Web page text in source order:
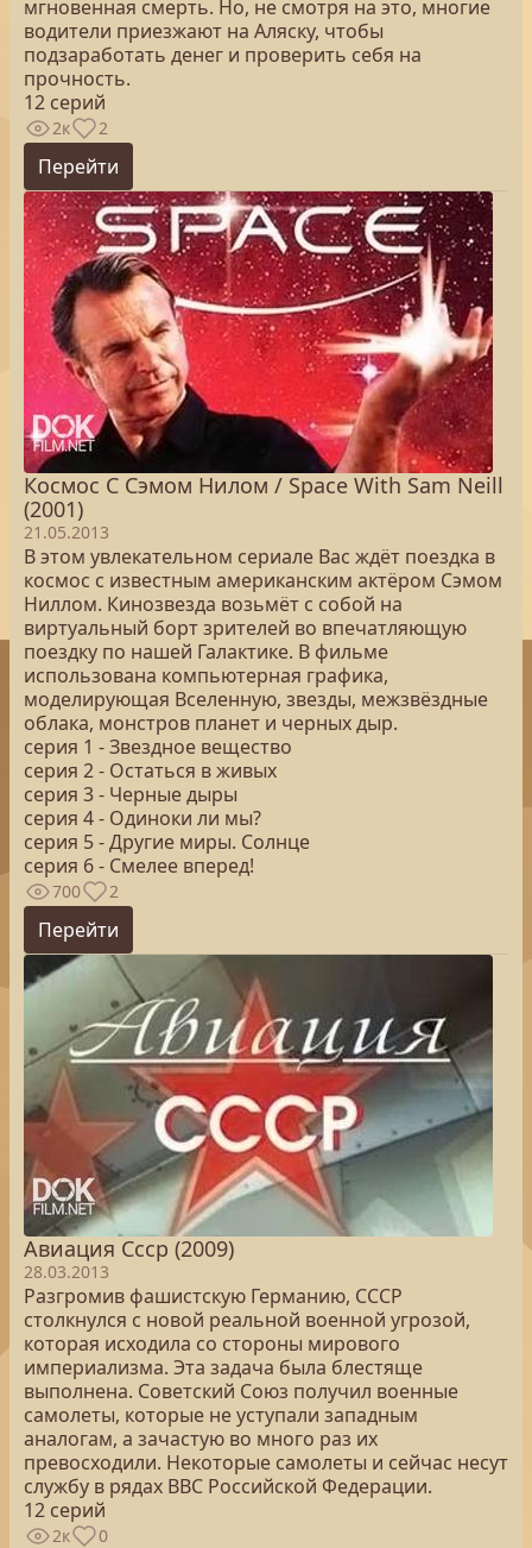
мгновенная смерть. Но, не смотря на это, многие
водители приезжают на Аляску, чтобы
подзаработать денег и проверить себя на
прочность.
12 серий
2к 2
Перейти
Космос С Сэмом Нилом / Space With Sam Neill
(2001)
21.05.2013
В этом увлекательном сериале Вас ждёт поездка в
космос с известным американским актёром Сэмом
Ниллом. Кинозвезда возьмёт с собой на
виртуальный борт зрителей во впечатляющую
поездку по нашей Галактике. В фильме
использована компьютерная графика,
моделирующая Вселенную, звезды, межзвёздные
облака, монстров планет и черных дыр.
серия 1 - Звездное вещество
серия 2 - Остаться в живых
серия 3 - Черные дыры
серия 4 - Одиноки ли мы?
серия 5 - Другие миры. Солнце
серия 6 - Смелее вперед!
700 2
Перейти
Авиация Ссср (2009)
28.03.2013
Разгромив фашистскую Германию, СССР
столкнулся с новой реальной военной угрозой,
которая исходила со стороны мирового
империализма. Эта задача была блестяще
выполнена. Советский Союз получил военные
самолеты, которые не уступали западным
аналогам, а зачастую во много раз их
превосходили. Некоторые самолеты и сейчас несут
службу в рядах ВВС Российской Федерации.
12 серий
2к 0